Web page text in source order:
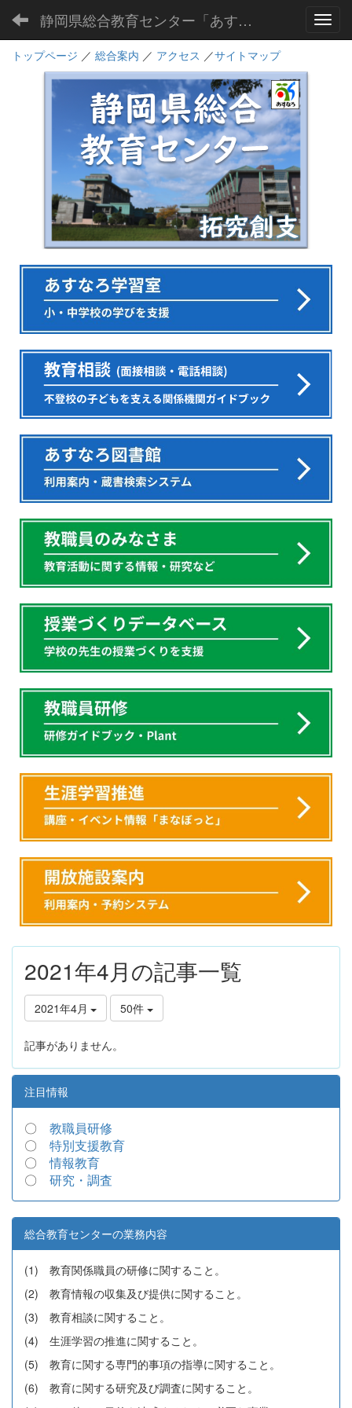
静岡県総合教育センター「あすなろ」
トップページ ／ 総合案内 ／ アクセス ／サイトマップ
2021年4月の記事一覧
2021年4月 50件
記事がありません。
注目情報
〇 教職員研修
〇 特別支援教育
〇情報教育
〇 研究・調査
総合教育センターの業務内容
(1) 教育関係職員の研修に関すること。
(2) 教育情報の収集及び提供に関すること。
(3) 教育相談に関すること。
(4) 生涯学習の推進に関すること。
(5) 教育に関する専門的事項の指導に関すること。
(6) 教育に関する研究及び調査に関すること。